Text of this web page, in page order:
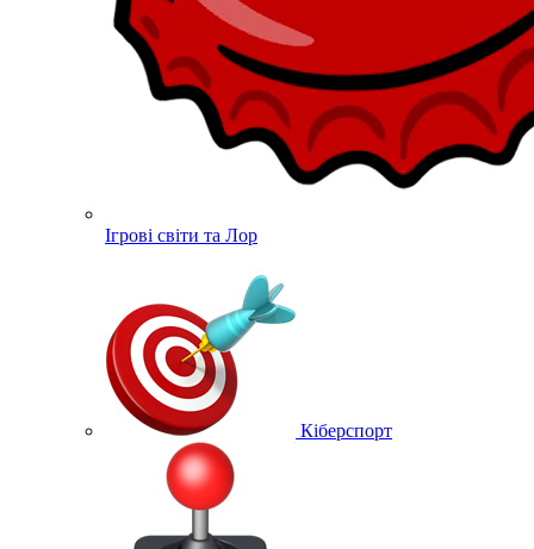
Ігрові світи та Лор
Кіберспорт